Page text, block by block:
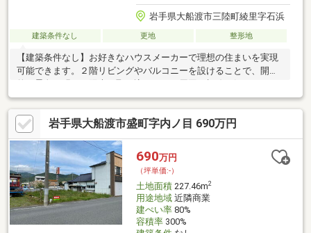
岩手県大船渡市三陸町綾里字石浜
建築条件なし 更地 整形地
【建築条件なし】お好きなハウスメーカーで理想の住まいを実現
可能できます。２階リビングやバルコニーを設けることで、開放
くく、プライベート性も確保。ぜひ現地でこのロケーションをご
確認ください。
岩手県大船渡市盛町字内ノ目 690万円
690万円
（坪単価:-）
土地面積227.46m2
用途地域近隣商業
建ぺい率80%
容積率300%